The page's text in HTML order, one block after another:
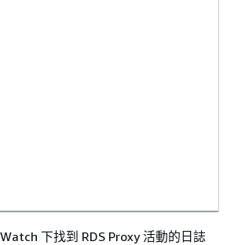
下找到 RDS Proxy 活動的日誌